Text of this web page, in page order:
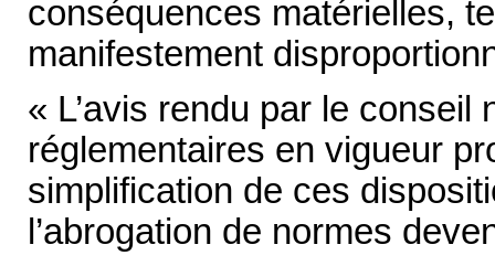
conséquences matérielles,
manifestement
« L’avis rendu par le
réglementaires en vigueur
simplification de ces
l’abrogation de normes